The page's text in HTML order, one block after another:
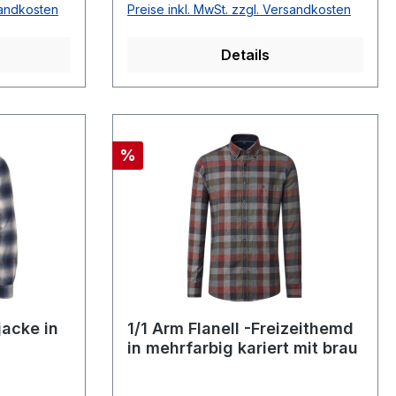
cm
Karo in
/
fit
64
Modell
(auf Taillie)Armlänge: 64 cmOhne
waschbar Modell Nr. 3584/84/28
Preise inkl. MwSt. zzgl. Versandkosten
Details
in
Rabatt
%
1/1 Arm Flanell -Freizeithemd
in mehrfarbig kariert mit brau